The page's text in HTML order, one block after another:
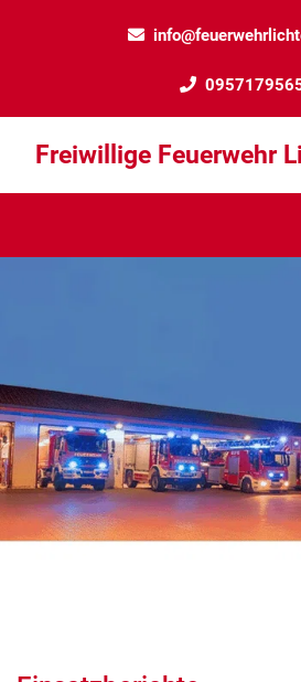
Freiwillige Feuerwehr